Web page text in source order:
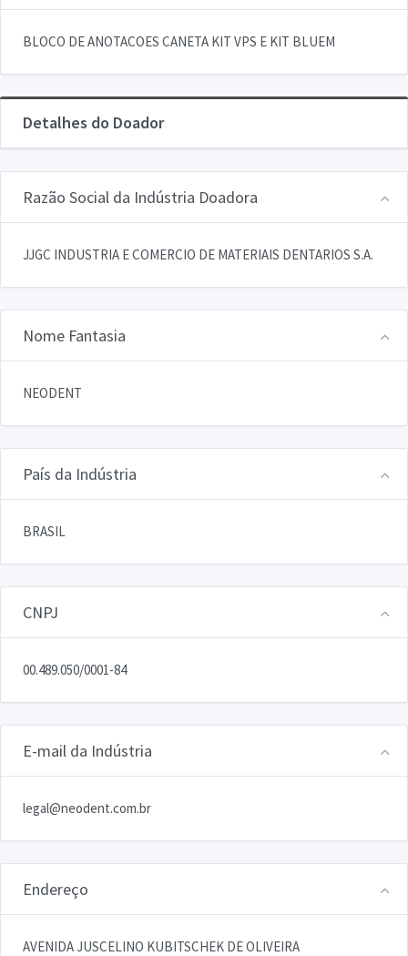
BLOCO DE ANOTACOES CANETA KIT VPS E KIT BLUEM
Detalhes do Doador
Razão Social da Indústria Doadora
JJGC INDUSTRIA E COMERCIO DE MATERIAIS DENTARIOS S.A.
Nome Fantasia
NEODENT
País da Indústria
BRASIL
CNPJ
00.489.050/0001-84
E-mail da Indústria
legal@neodent.com.br
Endereço
AVENIDA JUSCELINO KUBITSCHEK DE OLIVEIRA